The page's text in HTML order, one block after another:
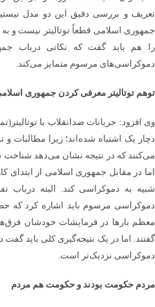
تعریف و بررسی دقیق این دو مدل
جمهوری اسلامی قطعاً توتالیتر نیست و
را هم باید گفت که نکاتی درباب
دموکراسی‌های مرسوم متمایز می‌کند.
توهم توتالیتر معرفی کردن جمهوری
وی افزود: جریانات ضدانقلاب با
دچار یک اشتباه شده‌اند؛ زیرا مطالبات
می‌کنند که در نتیجه نشان می‌دهد
اما در مقابل جمهوری اسلامی از
شبیه به دموکراسی کند. البته درباب
دموکراسی مرسوم باید اشاره کرد که
معظم بارها در فرمایشات خودشان
گفتند. اما در یک نتیجه‌گیری کلی باید
دموکراسی نزدیک‌تر است.
مردم حکومت بودند و حکومت هم مردم